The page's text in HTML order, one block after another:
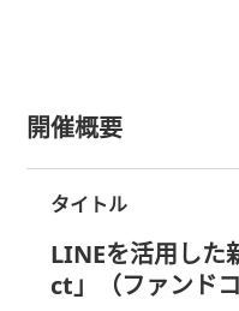
開催概要
タイトル
LINEを活用した
ct」（ファンド